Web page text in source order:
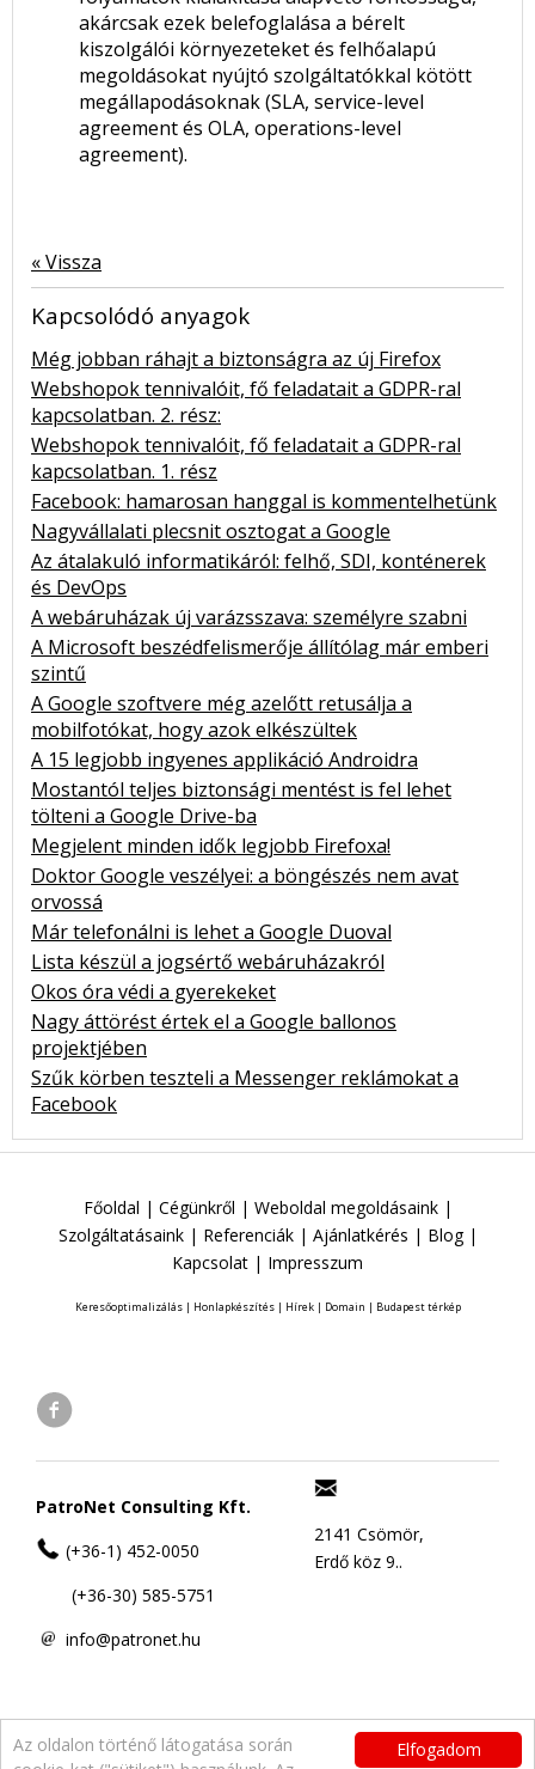
Elfogadom
Az oldalon történő látogatása során
akárcsak ezek belefoglalása a bérelt
kiszolgálói környezeteket és felhőalapú
megoldásokat nyújtó szolgáltatókkal kötött
megállapodásoknak (SLA, service-level
agreement és OLA, operations-level
agreement).
« Vissza
Kapcsolódó anyagok
Még jobban ráhajt a biztonságra az új Firefox
Webshopok tennivalóit, fő feladatait a GDPR-ral
kapcsolatban. 2. rész:
Webshopok tennivalóit, fő feladatait a GDPR-ral
kapcsolatban. 1. rész
Facebook: hamarosan hanggal is kommentelhetünk
Nagyvállalati plecsnit osztogat a Google
Az átalakuló informatikáról: felhő, SDI, konténerek
és DevOps
A webáruházak új varázsszava: személyre szabni
A Microsoft beszédfelismerője állítólag már emberi
szintű
A Google szoftvere még azelőtt retusálja a
mobilfotókat, hogy azok elkészültek
A 15 legjobb ingyenes applikáció Androidra
Mostantól teljes biztonsági mentést is fel lehet
tölteni a Google Drive-ba
Megjelent minden idők legjobb Firefoxa!
Doktor Google veszélyei: a böngészés nem avat
orvossá
Már telefonálni is lehet a Google Duoval
Lista készül a jogsértő webáruházakról
Okos óra védi a gyerekeket
Nagy áttörést értek el a Google ballonos
projektjében
Szűk körben teszteli a Messenger reklámokat a
Facebook
Főoldal | Cégünkről | Weboldal megoldásaink|
Szolgáltatásaink| Referenciák| Ajánlatkérés | Blog|
Kapcsolat | Impresszum
Keresőoptimalizálás| Honlapkészítés| Hírek| Domain | Budapest térkép
PatroNet Consulting Kft.
(+36-1) 452-0050
(+36-30) 585-5751
info@patronet.hu
2141 Csömör,
Erdő köz 9..